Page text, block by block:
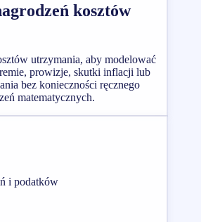
kosztów
utrzymania, aby modelować
prowizje, skutki inflacji lub
bez konieczności ręcznego
matematycznych.
i podatków